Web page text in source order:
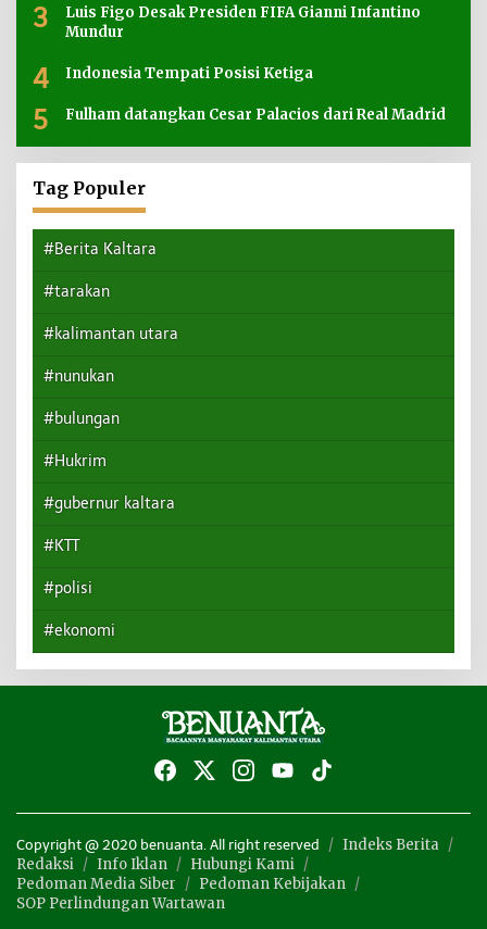
3
Luis Figo Desak Presiden FIFA Gianni Infantino
Mundur
4 Indonesia Tempati Posisi Ketiga
5 Fulham datangkan Cesar Palacios dari Real Madrid
Tag Populer
#Berita Kaltara
#tarakan
#kalimantan utara
#nunukan
#bulungan
#Hukrim
#gubernur kaltara
#KTT
#polisi
#ekonomi
Copyright @ 2020 benuanta. All right reserved
Indeks Berita
Redaksi
Info Iklan
Hubungi Kami
Pedoman Media Siber
Pedoman Kebijakan
SOP Perlindungan Wartawan